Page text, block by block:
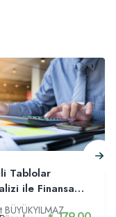
Tablolar
ile Finansal
BÜYÜKYILMAZ